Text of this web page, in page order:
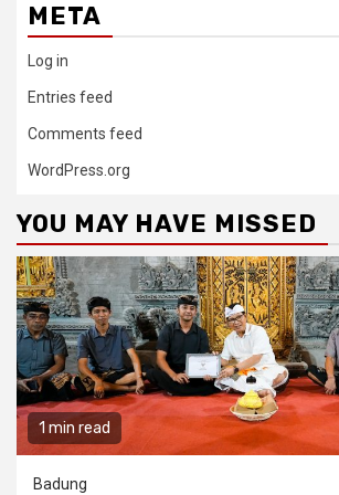
META
Log in
Entries feed
Comments feed
WordPress.org
YOU MAY HAVE MISSED
1 min read
Badung